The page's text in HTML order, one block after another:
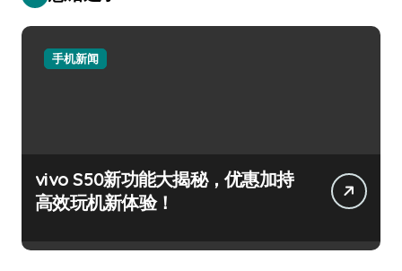
手机新闻
vivo S50新功能大揭秘，优惠加持
高效玩机新体验！